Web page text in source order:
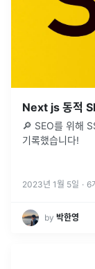
Next js 동적
🔎 SEO를 위해
기록했습니다!
2023년 1월 5일 · 6
by 박한영